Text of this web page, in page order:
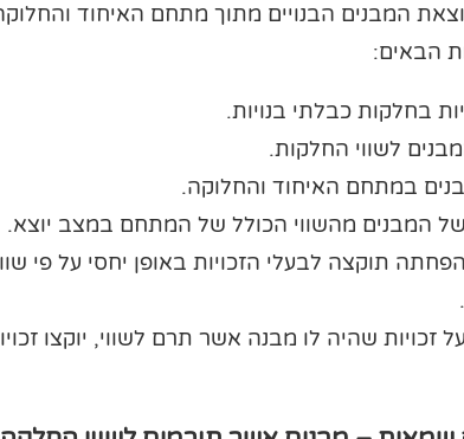
המבנים הבנויים מתוך מתחם האיחוד
הבאים:
בחלקות כבלתי בנויות.
לשווי החלקות.
במתחם האיחוד והחלוקה.
המבנים מהשווי הכולל של המתחם במצב יוצא.
תוקצה לבעלי הזכויות באופן יחסי על פי
שהיה לו מבנה אשר תרם לשווי, יוקצו